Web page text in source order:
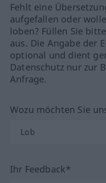
Fehlt eine
aufgefallen oder
loben? Füllen Sie
aus. Die Angabe der
optional und dient
Datenschutz nur zur
Anfrage.
Wozu möchten Sie
Ihr Feedback*